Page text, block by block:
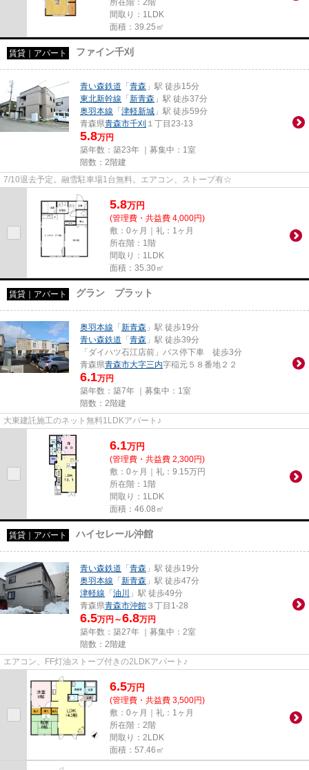
所在階：2階
間取り：1LDK
面積：39.25㎡
賃貸｜アパート ファイン千刈
青い森鉄道 「 青森 」駅 徒歩15分
東北新幹線 「 新青森 」駅 徒歩37分
奥羽本線 「 津軽新城 」駅 徒歩59分
青森県青森市千刈 １丁目23-13
5.8万円
築年数：築23年 ｜募集中： 1室
階数：2階建
7/10退去予定。融雪駐車場1台無料。エアコン、ストーブ有☆
5.8万円
(管理費・共益費 4,000円)
敷：0ヶ月｜礼：1ヶ月
所在階：1階
間取り：1LDK
面積：35.30㎡
賃貸｜アパート グラン プラット
奥羽本線 「 新青森 」駅 徒歩19分
青い森鉄道 「 青森 」駅 徒歩39分
「ダイハツ石江店前」バス停下車 徒歩3分
青森県青森市大字三内字稲元５８番地２２
6.1万円
築年数：築7年 ｜募集中： 1室
階数：2階建
大東建託施工のネット無料1LDKアパート♪
6.1万円
(管理費・共益費 2,300円)
敷：0ヶ月｜礼：9.15万円
所在階：1階
間取り：1LDK
面積：46.08㎡
賃貸｜アパート ハイセレール沖館
青い森鉄道 「 青森 」駅 徒歩19分
奥羽本線 「 新青森 」駅 徒歩47分
津軽線 「 油川
」駅 徒歩49分
青森県青森市沖館 ３丁目1-28
6.5万円～6.8万円
築年数：築27年 ｜募集中： 2室
階数：2階建
エアコン、FF灯油ストーブ付きの2LDKアパート♪
6.5万円
(管理費・共益費 3,500円)
敷：0ヶ月｜礼：1ヶ月
所在階：2階
間取り：2LDK
面積：57.46㎡